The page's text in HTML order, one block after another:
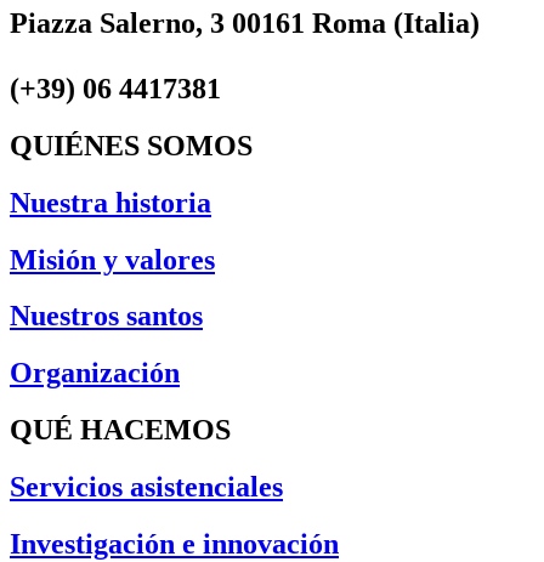
Piazza Salerno, 3 00161 Roma (Italia)
(+39) 06 4417381
QUIÉNES SOMOS
Nuestra historia
Misión y valores
Nuestros santos
Organización
QUÉ HACEMOS
Servicios asistenciales
Investigación e innovación